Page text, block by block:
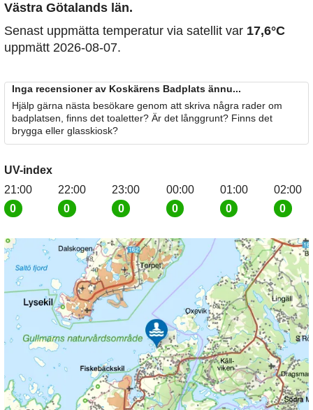
Västra Götalands län.
Senast uppmätta temperatur via satellit var 17,6°C
uppmätt 2026-08-07.
Inga recensioner av Koskärens Badplats ännu...
Hjälp gärna nästa besökare genom att skriva några rader om
badplatsen, finns det toaletter? Är det långgrunt? Finns det
brygga eller glasskiosk?
UV-index
21:00
0
22:00
0
23:00
0
00:00
0
01:00
0
02:00
0